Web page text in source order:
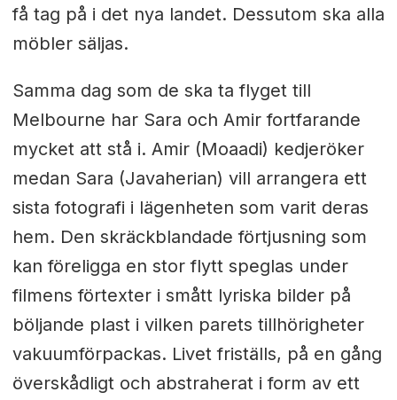
få tag på i det nya landet. Dessutom ska alla
möbler säljas.
Samma dag som de ska ta flyget till
Melbourne har Sara och Amir fortfarande
mycket att stå i. Amir (Moaadi) kedjeröker
medan Sara (Javaherian) vill arrangera ett
sista fotografi i lägenheten som varit deras
hem. Den skräckblandade förtjusning som
kan föreligga en stor flytt speglas under
filmens förtexter i smått lyriska bilder på
böljande plast i vilken parets tillhörigheter
vakuumförpackas. Livet friställs, på en gång
överskådligt och abstraherat i form av ett